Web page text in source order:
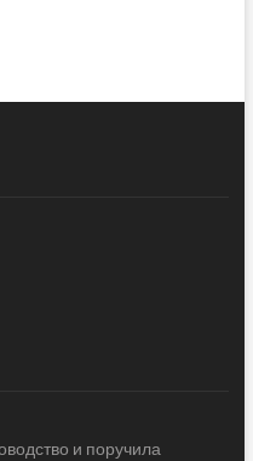
и поручила